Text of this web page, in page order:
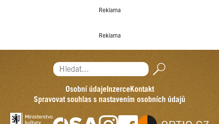
Reklama
Reklama
Hledat...
Osobní údajeInzerceKontakt
Spravovat souhlas s nastavením osobních údajů